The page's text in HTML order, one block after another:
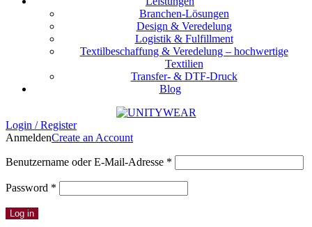
Branchen-Lösungen
Design & Veredelung
Logistik & Fulfillment
Textilbeschaffung & Veredelung – hochwertige
Textilien
Transfer- & DTF-Druck
Blog
Login / Register
AnmeldenCreate an Account
Benutzername oder E-Mail-Adresse *
Password *
Log in